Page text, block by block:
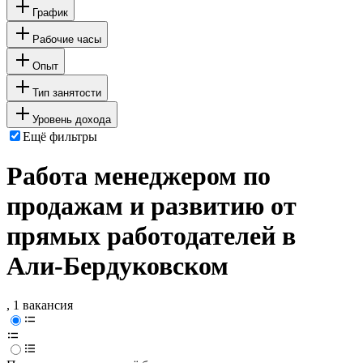
График
Рабочие часы
Опыт
Тип занятости
Уровень дохода
Ещё фильтры
Работа менеджером по
продажам и развитию от
прямых работодателей в
Али-Бердуковском
, 1 вакансия